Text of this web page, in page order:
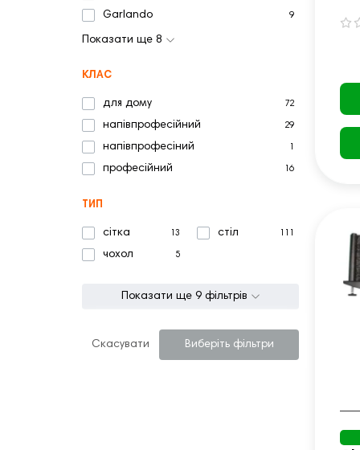
Garlando 9
Показати ще 8
КЛАС
для дому 72
напівпрофесійний 29
напівпрофесіний
професійний 16
ТИП
сітка 13 стіл
чохол 5
Показати ще 9 фільтрів
Скасувати Виберіть фільтри